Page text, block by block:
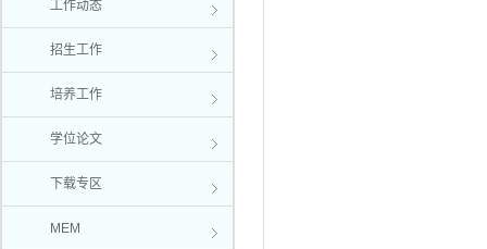
工作动态
招生工作
培养工作
学位论文
下载专区
MEM